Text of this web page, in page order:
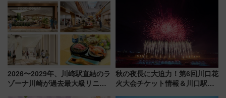
客室」や海鮮丼が人気の朝食ビ
ュッフェを現地レポ
向け先行試乗会でキッズアンバ
サダーになろう
2026〜2029年、川崎駅直結のラ
ゾーナ川崎が過去最大級リニュ
秋の夜長に大迫力！第6回川口花
火大会チケット情報＆川口駅か